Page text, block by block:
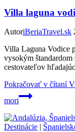
Villa laguna
AutoriBeriaTravel.sk
Villa Laguna Vodice
vysokým
cestovateľov
Pokračovať v čítaní
mori
Destinácie |